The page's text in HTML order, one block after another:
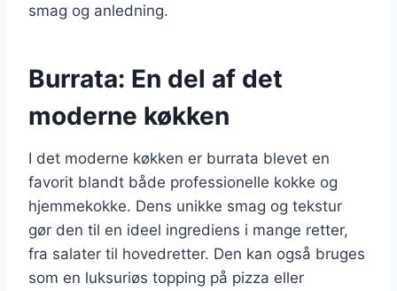
smag og anledning.
Burrata: En del af det
moderne køkken
I det moderne køkken er burrata blevet en
favorit blandt både professionelle kokke og
hjemmekokke. Dens unikke smag og tekstur
gør den til en ideel ingrediens i mange retter,
fra salater til hovedretter. Den kan også bruges
som en luksuriøs topping på pizza eller